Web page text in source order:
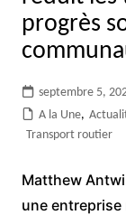
progrès
septembre 5,
A la Une,
Transport routier
Matthew
une